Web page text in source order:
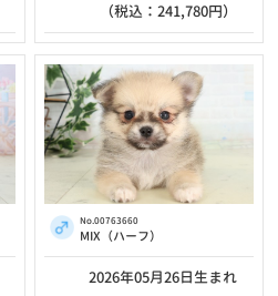
（税込：241,780円）
No.00763660
MIX（ハーフ）
2026年05月26日生まれ